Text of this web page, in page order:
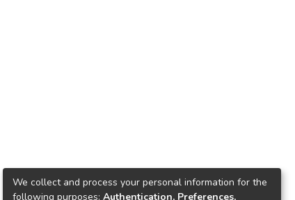
We collect and process your personal information for the
following purposes: Authentication, Preferences,